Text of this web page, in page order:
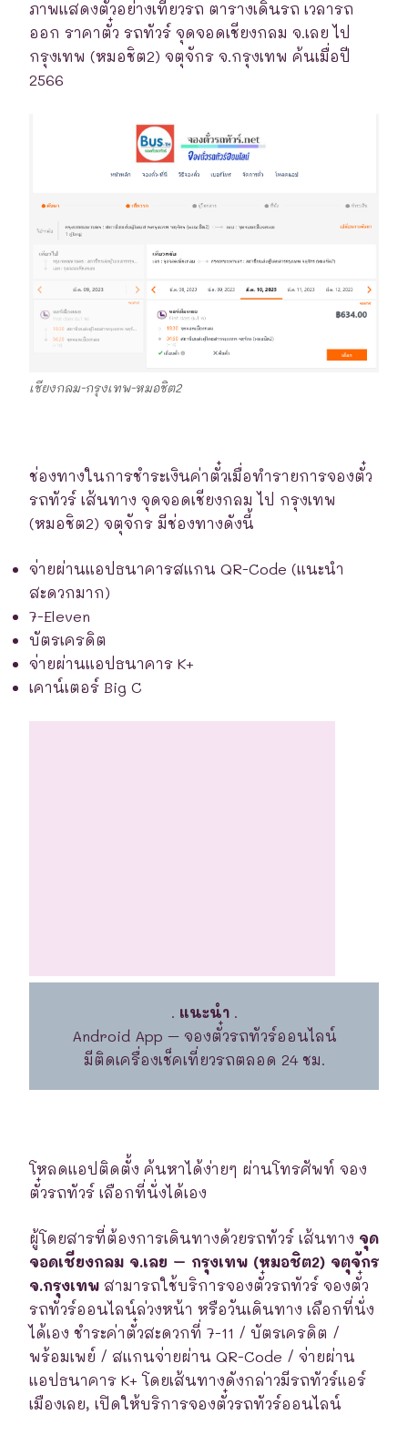
ภาพแสดงตัวอย่างเที่ยวรถ ตารางเดินรถ เวลารถ
ออก ราคาตั๋ว รถทัวร์ จุดจอดเชียงกลม จ.เลย ไป
กรุงเทพ (หมอชิต2) จตุจักร จ.กรุงเทพ ค้นเมื่อปี
2566
เชียงกลม-กรุงเทพ-หมอชิต2
ช่องทางในการชำระเงินค่าตั๋วเมื่อทำรายการจองตั๋ว
รถทัวร์ เส้นทาง จุดจอดเชียงกลม ไป กรุงเทพ
(หมอชิต2) จตุจักร มีช่องทางดังนี้
จ่ายผ่านแอปธนาคารสแกน QR-Code (แนะนำ
สะดวกมาก)
7-Eleven
บัตรเครดิต
จ่ายผ่านแอปธนาคาร K+
เคาน์เตอร์ Big C
. แนะนำ.
Android App – จองตั๋วรถทัวร์ออนไลน์
มีติดเครื่องเช็คเที่ยวรถตลอด 24 ชม.
โหลดแอปติดตั้ง ค้นหาได้ง่ายๆ ผ่านโทรศัพท์ จอง
ตั๋วรถทัวร์ เลือกที่นั่งได้เอง
ผู้โดยสารที่ต้องการเดินทางด้วยรถทัวร์ เส้นทาง จุด
จอดเชียงกลม จ.เลย – กรุงเทพ (หมอชิต2) จตุจักร
จ.กรุงเทพ สามารถใช้บริการจองตั๋วรถทัวร์ จองตั๋ว
รถทัวร์ออนไลน์ล่วงหน้า หรือวันเดินทาง เลือกที่นั่ง
ได้เอง ชำระค่าตั๋วสะดวกที่ 7-11 / บัตรเครดิต /
พร้อมเพย์ / สแกนจ่ายผ่าน QR-Code / จ่ายผ่าน
แอปธนาคาร K+ โดยเส้นทางดังกล่าวมีรถทัวร์แอร์
เมืองเลย, เปิดให้บริการจองตั๋วรถทัวร์ออนไลน์